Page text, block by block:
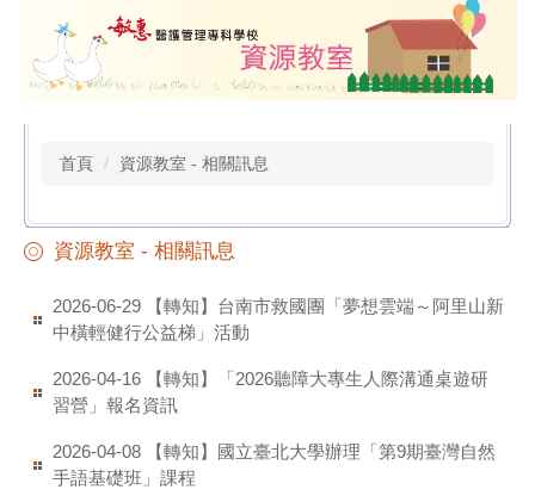
首頁 資源教室 - 相關訊息
資源教室 - 相關訊息
2026-06-29
【轉知】台南市救國團「夢想雲端～阿里山新
中橫輕健行公益梯」活動
2026-04-16
【轉知】「2026聽障大專生人際溝通桌遊研
習營」報名資訊
2026-04-08
【轉知】國立臺北大學辦理「第9期臺灣自然
手語基礎班」課程